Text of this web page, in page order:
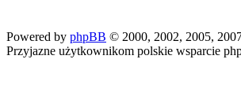
Powered by phpBB © 2000, 2002, 2005,
Przyjazne użytkownikom polskie wsparcie